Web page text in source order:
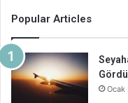
Popular Articles
Ocak